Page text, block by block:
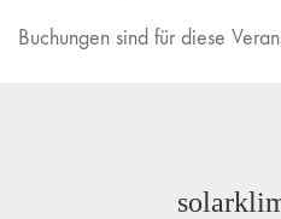
Buchungen sind für diese